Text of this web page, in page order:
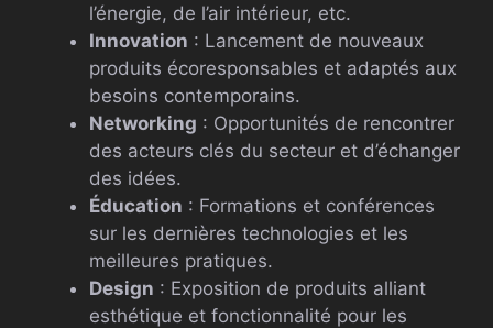
l’énergie, de l’air intérieur, etc.
Innovation : Lancement de nouveaux
produits écoresponsables et adaptés aux
besoins contemporains.
Networking : Opportunités de rencontrer
des acteurs clés du secteur et d’échanger
des idées.
Éducation : Formations et conférences
sur les dernières technologies et les
meilleures pratiques.
Design : Exposition de produits alliant
esthétique et fonctionnalité pour les